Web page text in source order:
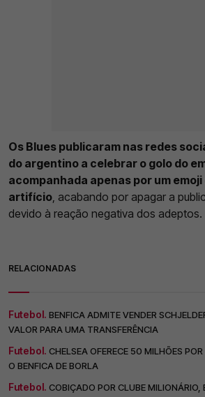
Os Blues publicaram nas redes
do argentino a celebrar o golo do
acompanhada apenas por um
artifício , acabando por apagar a
devido à reação negativa dos adeptos.
RELACIONADAS
Futebol. BENFICA ADMITE VENDER
VALOR PARA UMA TRANSFERÊNCIA
Futebol. CHELSEA OFERECE 50 MILHÕES
O BENFICA DE BORLA
Futebol. COBIÇADO POR CLUBE MILIONÁRIO,